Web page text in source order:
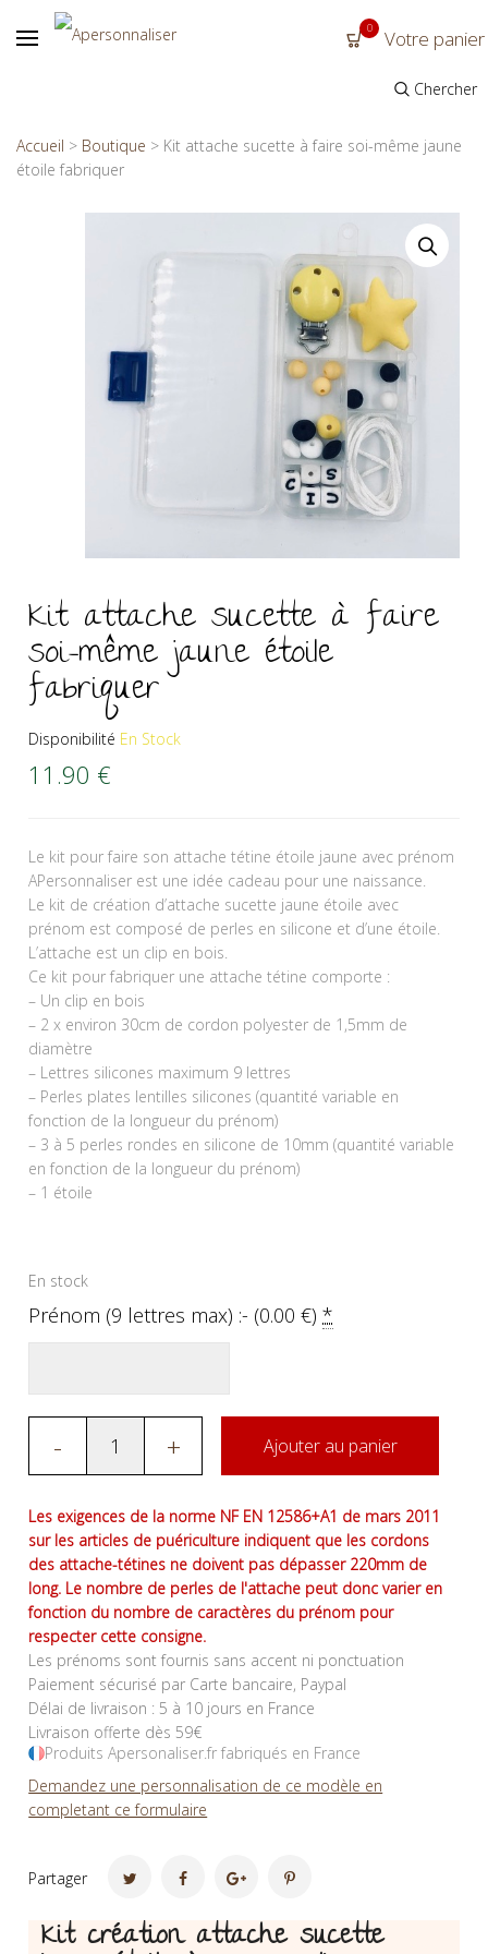
0 Votre panier
Chercher
Accueil > Boutique > Kit attache sucette à faire soi-même jaune
étoile fabriquer
Kit attache sucette à faire
soi-même jaune étoile
fabriquer
Disponibilité En Stock
11.90 €
Le kit pour faire son attache tétine étoile jaune avec prénom
APersonnaliser est une idée cadeau pour une naissance.
Le kit de création d’attache sucette jaune étoile avec
prénom est composé de perles en silicone et d’une étoile.
L’attache est un clip en bois.
Ce kit pour fabriquer une attache tétine comporte :
– Un clip en bois
– 2 x environ 30cm de cordon polyester de 1,5mm de
diamètre
– Lettres silicones maximum 9 lettres
– Perles plates lentilles silicones (quantité variable en
fonction de la longueur du prénom)
– 3 à 5 perles rondes en silicone de 10mm (quantité variable
en fonction de la longueur du prénom)
– 1 étoile
En stock
Prénom (9 lettres max) :- (0.00€)*
- + Ajouter au panier
Les exigences de la norme NF EN 12586+A1 de mars 2011
sur les articles de puériculture indiquent que les cordons
des attache-tétines ne doivent pas dépasser 220mm de
long. Le nombre de perles de l'attache peut donc varier en
fonction du nombre de caractères du prénom pour
respecter cette consigne.
Les prénoms sont fournis sans accent ni ponctuation
Paiement sécurisé par Carte bancaire, Paypal
Délai de livraison : 5 à 10 jours en France
Livraison offerte dès 59€
Produits Apersonaliser.fr fabriqués en France
Demandez une personnalisation de ce modèle en
completant ce formulaire
Partager
Kit création attache sucette